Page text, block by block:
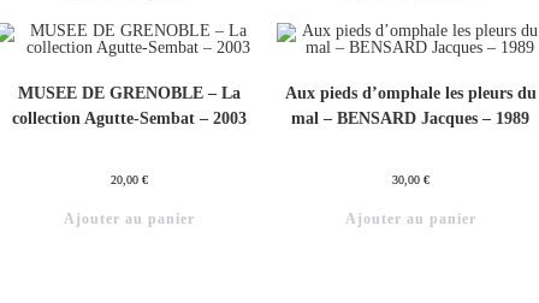
MUSEE DE GRENOBLE – La
collection Agutte-Sembat – 2003
20,00 €
Ajouter au panier
Aux pieds d’omphale les pleurs du
mal – BENSARD Jacques – 1989
30,00 €
Ajouter au panier